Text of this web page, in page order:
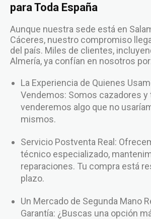
para Toda España
Aunque nuestra sede está en
Cáceres, nuestro compromiso
del país. Miles de clientes,
Almería, ya confían en nosotros
La Experiencia de Quienes
Vendemos: Somos cazadores y
venderemos algo que no
mismos.
Servicio Postventa Real:
técnico especializado,
reparaciones. Tu compra está
plazo.
Un Mercado de Segunda Mano
Garantía: ¿Buscas una opción